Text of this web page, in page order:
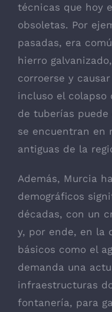
técnicas que hoy
obsoletas. Por
pasadas, era
hierro
corroerse y
incluso el colapso
de tuberías puede
se encuentran en
antiguas de la
Además, Murcia
demográficos
décadas, con un
y, por ende, en la
básicos como el
demanda una
infraestructuras
fontanería, para